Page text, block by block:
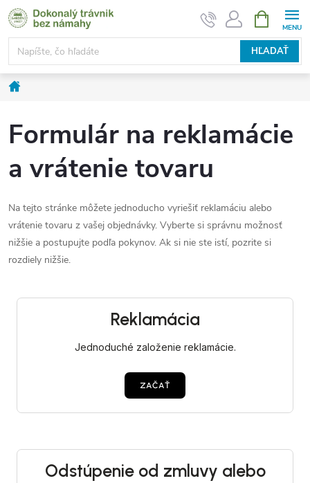
Prejsť
na
obsah
HĽADAŤ
KOŠÍK
Domov
Formulár na reklamácie
a vrátenie tovaru
Na tejto stránke môžete jednoducho vyriešiť reklamáciu alebo
vrátenie tovaru z vašej objednávky. Vyberte si správnu možnosť
nižšie a postupujte podľa pokynov. Ak si nie ste istí, pozrite si
rozdiely nižšie.